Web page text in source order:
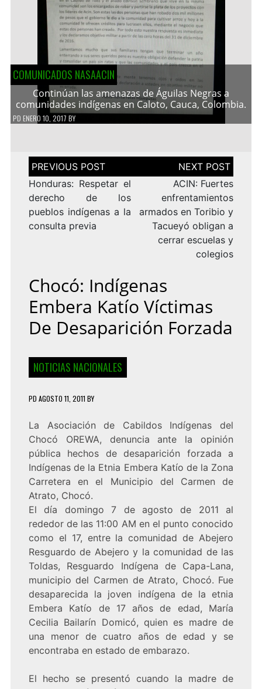
COMUNICADOS NASAACIN
Continúan las amenazas de Águilas Negras a
comunidades indígenas en Caloto, Cauca, Colombia.
PD ENERO 10, 2017 BY
Navegación
de
entradas
Honduras: Respetar el
derecho de los
pueblos indígenas a la
consulta previa
ACIN: Fuertes
enfrentamientos
armados en Toribio y
Tacueyó obligan a
cerrar escuelas y
colegios
Chocó: Indígenas
Embera Katío Víctimas
De Desaparición Forzada
NOTICIAS NACIONALES
PD AGOSTO 11, 2011 BY
La Asociación de Cabildos Indígenas del
Chocó OREWA, denuncia ante la opinión
pública hechos de desaparición forzada a
Indígenas de la Etnia Embera Katío de la Zona
Carretera en el Municipio del Carmen de
Atrato, Chocó.
El día domingo 7 de agosto de 2011 al
rededor de las 11:00 AM en el punto conocido
como el 17, entre la comunidad de Abejero
Resguardo de Abejero y la comunidad de las
Toldas, Resguardo Indígena de Capa-Lana,
municipio del Carmen de Atrato, Chocó. Fue
desaparecida la joven indígena de la etnia
Embera Katío de 17 años de edad, María
Cecilia Bailarín Domicó, quien es madre de
una menor de cuatro años de edad y se
encontraba en estado de embarazo.
El hecho se presentó cuando la madre de